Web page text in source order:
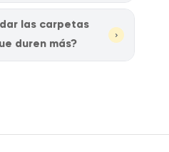
las carpetas
duren más?
›